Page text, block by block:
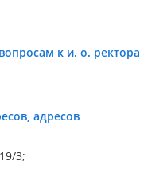
к и. о. ректора
адресов
3;